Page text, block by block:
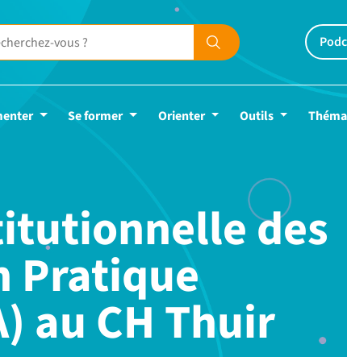
Se former Orienter Outils
des
Pratique
au CH Thuir